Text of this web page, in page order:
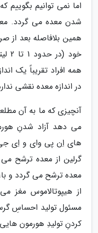
اما نمی توانیم
شدن معده می گردد.
همین بلافاصله بعد از
خود
همه افراد تقریباً یک
در اندازه معده نقشی
آنچیزی که ما به آن
می دهد آزاد شدنِ
های اِن پی وای و اِی جی
گرلین از معده ترشح
معده ترشح می گردد و
از هیپوتالاموس مغز
مسئول تولید احساسِ
کردنِ تولیدِ هورمون